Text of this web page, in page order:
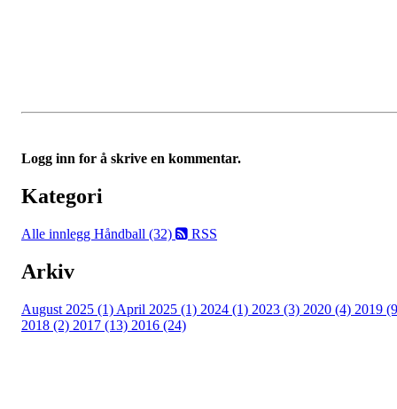
Logg inn for å skrive en kommentar.
Kategori
Alle innlegg Håndball (32) RSS
Arkiv
August 2025 (1) April 2025 (1) 2024 (1) 2023 (3) 2020 (4) 2019
2018 (2) 2017 (13) 2016 (24)